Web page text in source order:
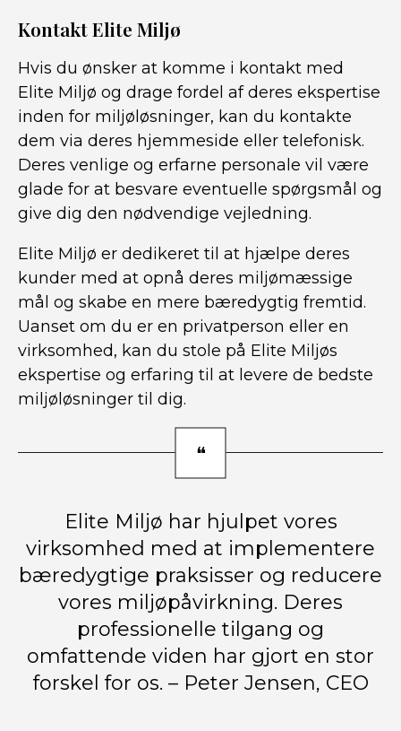
Kontakt Elite Miljø
Hvis du ønsker at komme i kontakt med
Elite Miljø og drage fordel af deres ekspertise
inden for miljøløsninger, kan du kontakte
dem via deres hjemmeside eller telefonisk.
Deres venlige og erfarne personale vil være
glade for at besvare eventuelle spørgsmål og
give dig den nødvendige vejledning.
Elite Miljø er dedikeret til at hjælpe deres
kunder med at opnå deres miljømæssige
mål og skabe en mere bæredygtig fremtid.
Uanset om du er en privatperson eller en
virksomhed, kan du stole på Elite Miljøs
ekspertise og erfaring til at levere de bedste
miljøløsninger til dig.
Elite Miljø har hjulpet vores
virksomhed med at implementere
bæredygtige praksisser og reducere
vores miljøpåvirkning. Deres
professionelle tilgang og
omfattende viden har gjort en stor
forskel for os. – Peter Jensen, CEO